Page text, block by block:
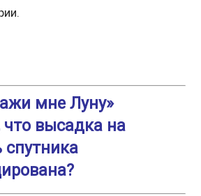
мне Луну»
что высадка на
спутника